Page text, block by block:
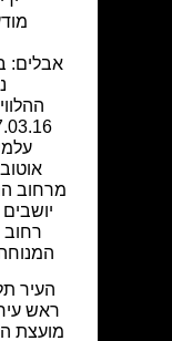
אבלים:
מרחוב המלך
רחוב
העיר
ראש
מועצת